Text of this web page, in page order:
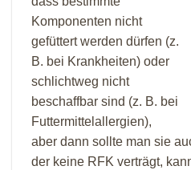
Komponenten nicht
gefüttert werden dürfen (z.
B. bei Krankheiten) oder
schlichtweg nicht
beschaffbar sind (z. B. bei
Futtermittelallergien),
aber dann sollte man sie
der keine RFK verträgt,